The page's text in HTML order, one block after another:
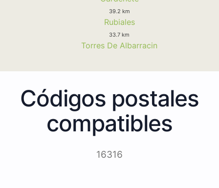
39.2 km
Rubiales
33.7 km
Torres De Albarracin
Códigos postales
compatibles
16316